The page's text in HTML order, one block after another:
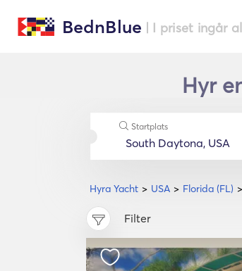
BednBlue | I priset ingår
Hyr
Hyra Yacht USA Florida (FL)
Startplats
Filter